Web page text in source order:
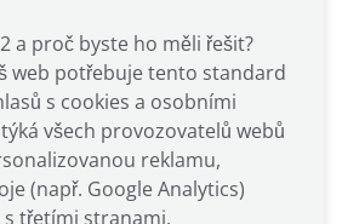
a proč byste ho měli řešit?
web potřebuje tento standard
s cookies a osobními
všech provozovatelů webů
reklamu,
(např. Google Analytics)
třetími stranami.